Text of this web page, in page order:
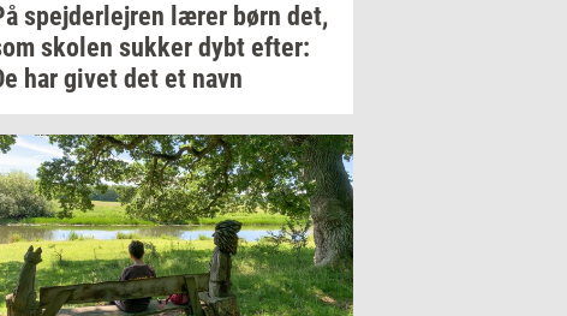
spej­der­lej­ren lærer børn det,
sko­len suk­ker dybt efter:
har givet det et navn